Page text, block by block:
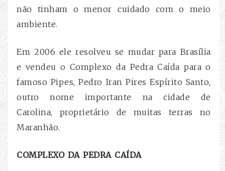
não tinham o menor cuidado com o meio
ambiente.
Em 2006 ele resolveu se mudar para Brasília
e vendeu o Complexo da Pedra Caída para o
famoso Pipes, Pedro Iran Pires Espírito Santo,
outro nome importante na cidade de
Carolina, proprietário de muitas terras no
Maranhão.
COMPLEXO DA PEDRA CAÍDA